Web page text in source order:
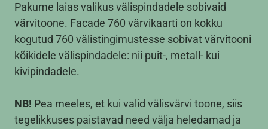
Pakume laias valikus välispindadele sobivaid
värvitoone. Facade 760 värvikaarti on kokku
kogutud 760 välistingimustesse sobivat värvitooni
kõikidele välispindadele: nii puit-, metall- kui
kivipindadele.
NB! Pea meeles, et kui valid välisvärvi toone, siis
tegelikkuses paistavad need välja heledamad ja